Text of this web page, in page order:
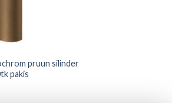
pruun silinder
pakis